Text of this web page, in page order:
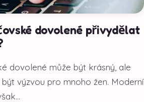
dovolené přivydělat
dovolené může být krásný, ale
výzvou pro mnoho žen. Moderní